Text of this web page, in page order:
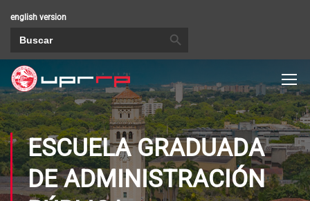
english version
ESCUELA GRADUADA
DE ADMINISTRACIÓN